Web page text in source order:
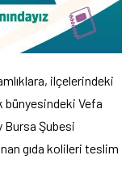
ilçelerindeki
bünyesindeki Vefa
Bursa Şubesi
gıda kolileri teslim